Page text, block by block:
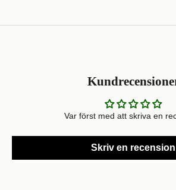
Var först med att skriva en
Skriv en recension